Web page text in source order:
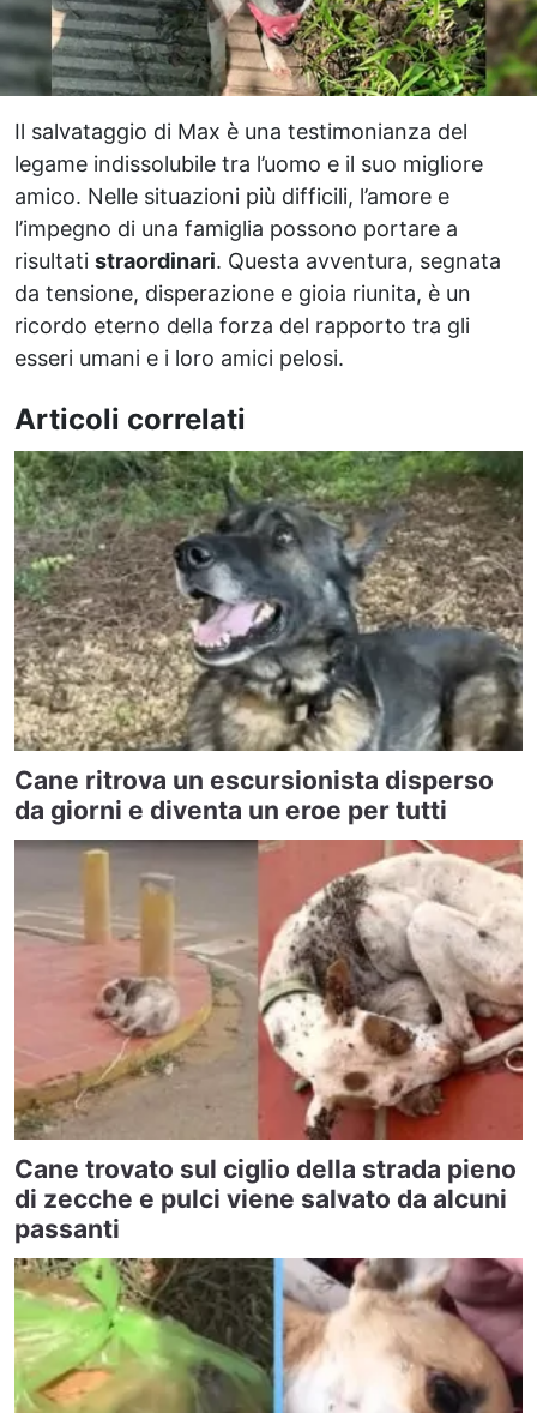
Il salvataggio di Max è una testimonianza del
legame indissolubile tra l’uomo e il suo migliore
amico. Nelle situazioni più difficili, l’amore e
l’impegno di una famiglia possono portare a
risultati straordinari. Questa avventura, segnata
da tensione, disperazione e gioia riunita, è un
ricordo eterno della forza del rapporto tra gli
esseri umani e i loro amici pelosi.
Articoli correlati
Cane ritrova un escursionista disperso
da giorni e diventa un eroe per tutti
Cane trovato sul ciglio della strada pieno
di zecche e pulci viene salvato da alcuni
passanti